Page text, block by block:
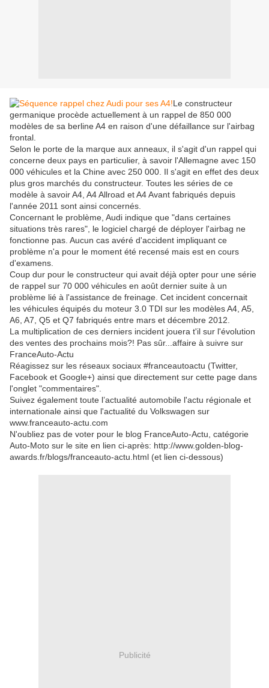
Le constructeur
germanique procède actuellement à un rappel de 850 000
modèles de sa berline A4 en raison d'une défaillance sur l'airbag
frontal.
Selon le porte de la marque aux anneaux, il s'agit d'un rappel qui
concerne deux pays en particulier, à savoir l'Allemagne avec 150
000 véhicules et la Chine avec 250 000. Il s'agit en effet des deux
plus gros marchés du constructeur. Toutes les séries de ce
modèle à savoir A4, A4 Allroad et A4 Avant fabriqués depuis
l'année 2011 sont ainsi concernés.
Concernant le problème, Audi indique que "dans certaines
situations très rares", le logiciel chargé de déployer l'airbag ne
fonctionne pas. Aucun cas avéré d'accident impliquant ce
problème n'a pour le moment été recensé mais est en cours
d'examens.
Coup dur pour le constructeur qui avait déjà opter pour une série
de rappel sur 70 000 véhicules en août dernier suite à un
problème lié à l'assistance de freinage. Cet incident concernait
les véhicules équipés du moteur 3.0 TDI sur les modèles A4, A5,
A6, A7, Q5 et Q7 fabriqués entre mars et décembre 2012.
La multiplication de ces derniers incident jouera t'il sur l'évolution
des ventes des prochains mois?! Pas sûr...affaire à suivre sur
FranceAuto-Actu
Réagissez sur les réseaux sociaux #franceautoactu (Twitter,
Facebook et Google+) ainsi que directement sur cette page dans
l'onglet "commentaires".
Suivez également toute l’actualité automobile l'actu régionale et
internationale ainsi que l'actualité du Volkswagen sur
www.franceauto-actu.com
N'oubliez pas de voter pour le blog FranceAuto-Actu, catégorie
Auto-Moto sur le site en lien ci-après: http://www.golden-blog-
awards.fr/blogs/franceauto-actu.html (et lien ci-dessous)
Publicité